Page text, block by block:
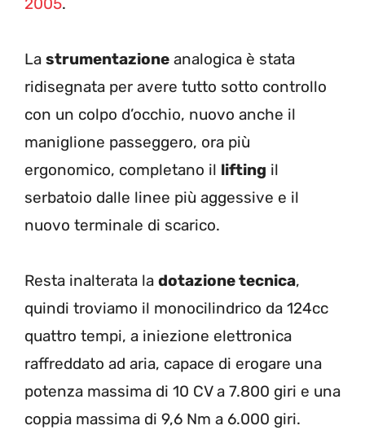
La strumentazione analogica è stata
ridisegnata per avere tutto sotto controllo
con un colpo d’occhio, nuovo anche il
maniglione passeggero, ora più
ergonomico, completano il lifting il
serbatoio dalle linee più aggessive e il
nuovo terminale di scarico.
Resta inalterata la dotazione tecnica,
quindi troviamo il monocilindrico da 124cc
quattro tempi, a iniezione elettronica
raffreddato ad aria, capace di erogare una
potenza massima di 10 CV a 7.800 giri e una
coppia massima di 9,6 Nm a 6.000 giri.